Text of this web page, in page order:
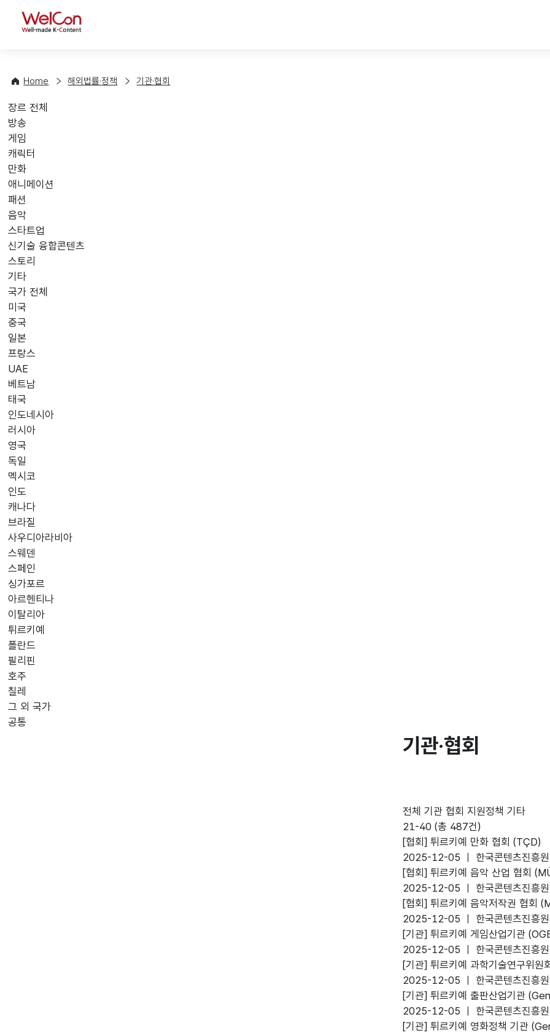
WelCon
Home 해외법률·정책 기관·협회
장르 선택
장르 전체
방송
게임
캐릭터
만화
애니메이션
패션
음악
스타트업
신기술 융합콘텐츠
스토리
기타
국가 선택
국가 전체
미국
중국
일본
프랑스
UAE
베트남
태국
인도네시아
러시아
영국
독일
멕시코
인도
캐나다
브라질
사우디아라비아
스웨덴
스페인
싱가포르
아르헨티나
이탈리아
튀르키예
폴란드
필리핀
호주
칠레
그 외 국가
공통
기관·협회
전체 기관 협회 지원정책 기타
21-40 (총 487건)
[협회] 튀르키예 만화 협회 (TÇD)
2025-12-05 ㅣ 한국콘텐츠진흥원
favorite
[협회] 튀르키예 음악 산업 협회
2025-12-05 ㅣ 한국콘텐츠진흥원
favorite
[협회] 튀르키예 음악저작권 협회
2025-12-05 ㅣ 한국콘텐츠진흥원
favorite
[기관] 튀르키예 게임산업기관
2025-12-05 ㅣ 한국콘텐츠진흥원
favorite
[기관] 튀르키예 과학기술연구위
2025-12-05 ㅣ 한국콘텐츠진흥원
favorite
[기관] 튀르키예 출판산업기관
2025-12-05 ㅣ 한국콘텐츠진흥원
favorite
[기관] 튀르키예 영화정책 기관